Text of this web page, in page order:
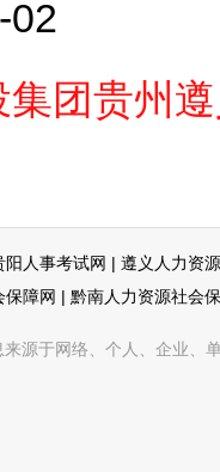
02
集团贵州
阳人事考试网 | 遵义人力资
保障网 | 黔南人力资源社会
来源于网络、个人、企业、